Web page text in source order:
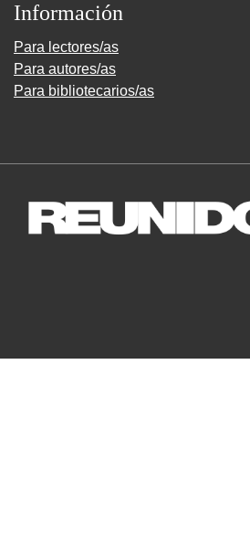
Información
Para lectores/as
Para autores/as
Para bibliotecarios/as